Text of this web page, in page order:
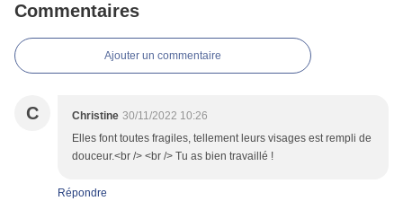
Commentaires
Ajouter un commentaire
C Christine 30/11/2022 10:26
Elles font toutes fragiles, tellement leurs visages est rempli de
douceur.<br /> <br /> Tu as bien travaillé !
Répondre